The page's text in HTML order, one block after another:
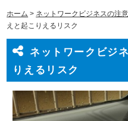
ホーム > ネットワークビジネスの注
えと起こりえるリスク
ネットワークビジ
りえるリスク